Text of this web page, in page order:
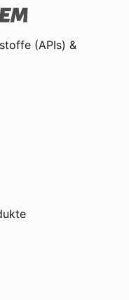
(APIs) &